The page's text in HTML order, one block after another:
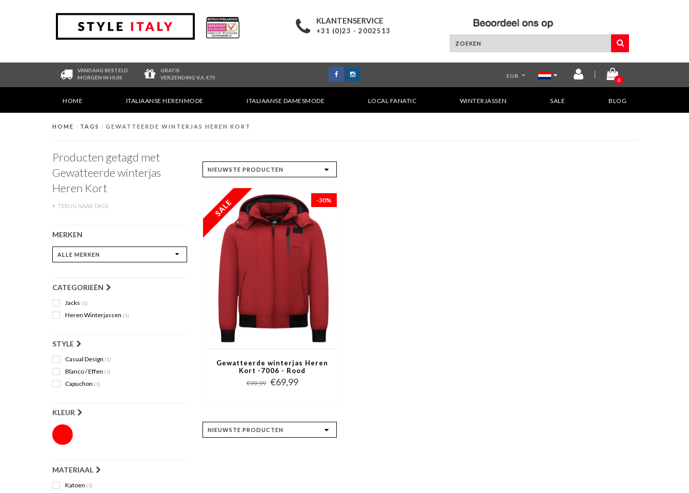
KLANTENSERVICE
+31 (0)23 - 2002513
VANDAAG BESTELD
MORGEN IN HUIS
GRATIS
VERZENDING V.A. €75
EUR
0
HOME ITALIAANSE HERENMODE ITALIAANSE DAMESMODE LOCAL FANATIC WINTERJASSEN SALE BLOG
HOME / TAGS / GEWATTEERDE WINTERJAS HEREN KORT
Producten getagd met
Gewatteerde winterjas
Heren Kort
TERUG NAAR TAGS
MERKEN
CATEGORIEËN
Jacks (1)
Heren Winterjassen (1)
STYLE
Casual Design (1)
Blanco / Effen (1)
Capuchon (1)
KLEUR
MATERIAAL
Katoen (1)
-30%
Gewatteerde winterjas Heren
Kort -7006 - Rood
€99,99 €69,99